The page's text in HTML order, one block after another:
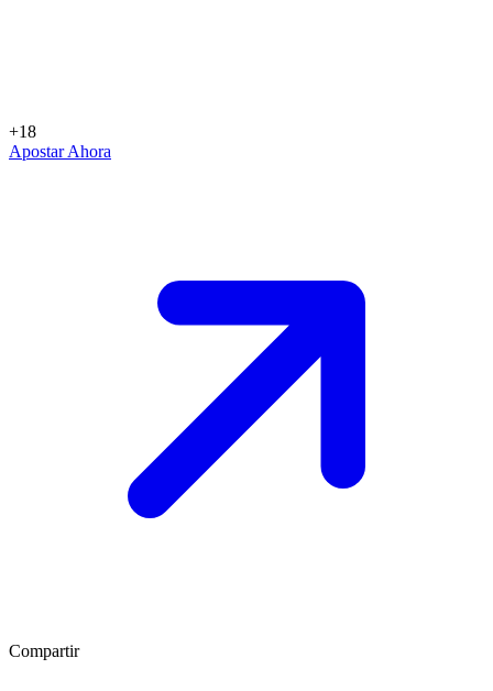
+18
Apostar Ahora
Compartir